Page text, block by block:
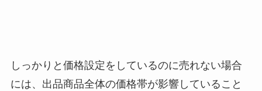
しっかりと価格設定をしているのに売れない場合
には、出品商品全体の価格帯が影響していること